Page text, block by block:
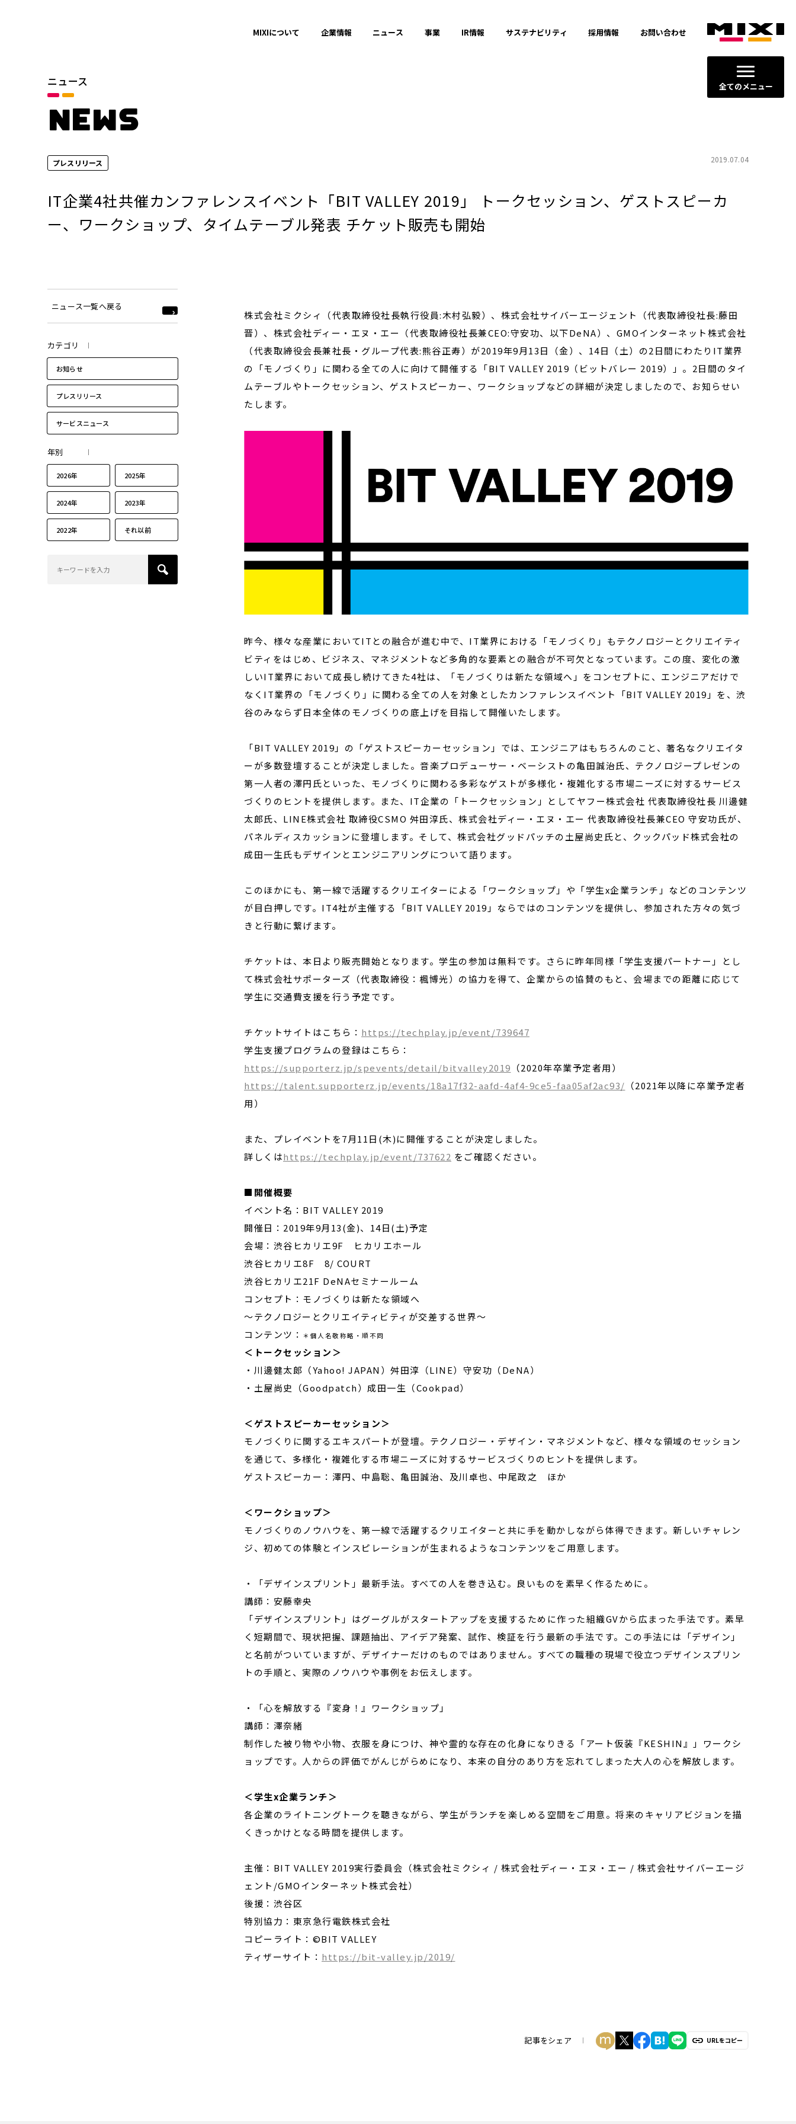
全てのメニュー
MIXIについて 企業情報 ニュース 事業 IR情報 サステナビリティ 採用情報 お問い合わせ
ニュース
NEWS
プレスリリース 2019.07.04
IT企業4社共催カンファレンスイベント「BIT VALLEY 2019」 トークセッション、ゲストスピーカ
ー、ワークショップ、タイムテーブル発表 チケット販売も開始
ニュース一覧へ戻る
カテゴリ
お知らせ
プレスリリース
サービスニュース
年別
2026年 2025年
2024年 2023年
2022年 それ以前
株式会社ミクシィ（代表取締役社長執行役員:木村弘毅）、株式会社サイバーエージェント（代表取締役社長:藤田
晋）、株式会社ディー・エヌ・エー（代表取締役社長兼CEO:守安功、以下DeNA）、GMOインターネット株式会社
（代表取締役会長兼社長・グループ代表:熊谷正寿）が2019年9月13日（金）、14日（土）の2日間にわたりIT業界
の「モノづくり」に関わる全ての人に向けて開催する「BIT VALLEY 2019（ビットバレー 2019）」。2日間のタイ
ムテーブルやトークセッション、ゲストスピーカー、ワークショップなどの詳細が決定しましたので、お知らせい
たします。
昨今、様々な産業においてITとの融合が進む中で、IT業界における「モノづくり」もテクノロジーとクリエイティ
ビティをはじめ、ビジネス、マネジメントなど多角的な要素との融合が不可欠となっています。この度、変化の激
しいIT業界において成長し続けてきた4社は、「モノづくりは新たな領域へ」をコンセプトに、エンジニアだけで
なくIT業界の「モノづくり」に関わる全ての人を対象としたカンファレンスイベント「BIT VALLEY 2019」を、渋
谷のみならず日本全体のモノづくりの底上げを目指して開催いたします。
「BIT VALLEY 2019」の「ゲストスピーカーセッション」では、エンジニアはもちろんのこと、著名なクリエイタ
ーが多数登壇することが決定しました。音楽プロデューサー・ベーシストの亀田誠治氏、テクノロジープレゼンの
第一人者の澤円氏といった、モノづくりに関わる多彩なゲストが多様化・複雑化する市場ニーズに対するサービス
づくりのヒントを提供します。また、IT企業の「トークセッション」としてヤフー株式会社 代表取締役社長 川邊健
太郎氏、LINE株式会社 取締役CSMO 舛田淳氏、株式会社ディー・エヌ・エー 代表取締役社長兼CEO 守安功氏が、
パネルディスカッションに登壇します。そして、株式会社グッドパッチの土屋尚史氏と、クックパッド株式会社の
成田一生氏もデザインとエンジニアリングについて語ります。
このほかにも、第一線で活躍するクリエイターによる「ワークショップ」や「学生x企業ランチ」などのコンテンツ
が目白押しです。IT4社が主催する「BIT VALLEY 2019」ならではのコンテンツを提供し、参加された方々の気づ
きと行動に繋げます。
チケットは、本日より販売開始となります。学生の参加は無料です。さらに昨年同様「学生支援パートナー」とし
て株式会社サポーターズ（代表取締役：楓博光）の協力を得て、企業からの協賛のもと、会場までの距離に応じて
学生に交通費支援を行う予定です。
チケットサイトはこちら： https://techplay.jp/event/739647
学生支援プログラムの登録はこちら：
https://supporterz.jp/spevents/detail/bitvalley2019 （2020年卒業予定者用）
https://talent.supporterz.jp/events/18a17f32-aafd-4af4-9ce5-faa05af2ac93/ （2021年以降に卒業予定者
用）
また、プレイベントを7月11日(木)に開催することが決定しました。
詳しくはhttps://techplay.jp/event/737622 をご確認ください。
■開催概要
イベント名：BIT VALLEY 2019
開催日：2019年9月13(金)、14日(土)予定
会場：渋谷ヒカリエ9F ヒカリエホール
渋谷ヒカリエ8F 8/ COURT
渋谷ヒカリエ21F DeNAセミナールーム
コンセプト：モノづくりは新たな領域へ
〜テクノロジーとクリエイティビティが交差する世界〜
コンテンツ：
＊個人名敬称略・順不同
＜トークセッション＞
・川邊健太郎（Yahoo! JAPAN）舛田淳（LINE）守安功（DeNA）
・土屋尚史（Goodpatch）成田一生（Cookpad）
＜ゲストスピーカーセッション＞
モノづくりに関するエキスパートが登壇。テクノロジー・デザイン・マネジメントなど、様々な領域のセッション
を通じて、多様化・複雑化する市場ニーズに対するサービスづくりのヒントを提供します。
ゲストスピーカー：澤円、中島聡、亀田誠治、及川卓也、中尾政之 ほか
＜ワークショップ＞
モノづくりのノウハウを、第一線で活躍するクリエイターと共に手を動かしながら体得できます。新しいチャレン
ジ、初めての体験とインスピレーションが生まれるようなコンテンツをご用意します。
・「デザインスプリント」最新手法。すべての人を巻き込む。良いものを素早く作るために。
講師：安藤幸央
「デザインスプリント」はグーグルがスタートアップを支援するために作った組織GVから広まった手法です。素早
く短期間で、現状把握、課題抽出、アイデア発案、試作、検証を行う最新の手法です。この手法には「デザイン」
と名前がついていますが、デザイナーだけのものではありません。すべての職種の現場で役立つデザインスプリン
トの手順と、実際のノウハウや事例をお伝えします。
・「心を解放する『変身！』ワークショップ」
講師：澤奈緒
制作した被り物や小物、衣服を身につけ、神や霊的な存在の化身になりきる「アート仮装『KESHIN』」ワークシ
ョップです。人からの評価でがんじがらめになり、本来の自分のあり方を忘れてしまった大人の心を解放します。
＜学生x企業ランチ＞
各企業のライトニングトークを聴きながら、学生がランチを楽しめる空間をご用意。将来のキャリアビジョンを描
くきっかけとなる時間を提供します。
主催：BIT VALLEY 2019実行委員会（株式会社ミクシィ / 株式会社ディー・エヌ・エー / 株式会社サイバーエージ
ェント/GMOインターネット株式会社）
後援：渋谷区
特別協力：東京急行電鉄株式会社
コピーライト：©BIT VALLEY
ティザーサイト： https://bit-valley.jp/2019/
記事をシェア URLをコピー
カテゴリ
サービスニュース
2023年
閉じる